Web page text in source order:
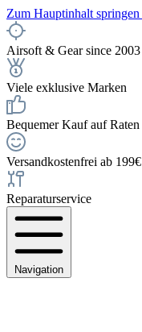
Zum Hauptinhalt springen
Airsoft & Gear since 2003
Viele exklusive Marken
Bequemer Kauf auf Raten
Versandkostenfrei ab 199€
Reparaturservice
Navigation